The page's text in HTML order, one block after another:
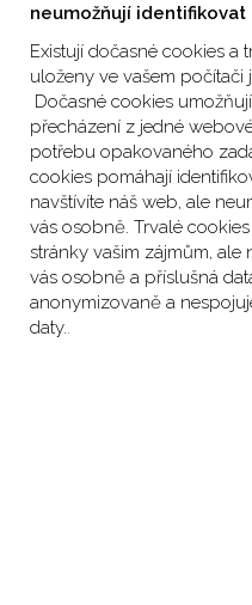
neumožňují identifikovat
Existují dočasné cookies a
uloženy ve vašem počítači
Dočasné cookies
přecházení z jedné
potřebu opakovaného
cookies pomáhají
navštívíte náš web, ale
vás osobně. Trvalé
stránky vašim zájmům, ale
vás osobně a příslušná
anonymizovaně a
daty.